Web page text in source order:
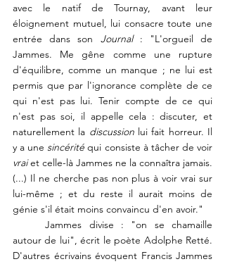
avec le natif de Tournay, avant leur
éloignement mutuel, lui consacre toute une
entrée dans son Journal : "L'orgueil de
Jammes. Me gêne comme une rupture
d'équilibre, comme un manque ; ne lui est
permis que par l'ignorance complète de ce
qui n'est pas lui. Tenir compte de ce qui
n'est pas soi, il appelle cela : discuter, et
naturellement la discussion lui fait horreur. Il
y a une sincérité
vrai et celle-là Jammes ne la connaîtra jamais.
(...) Il ne cherche pas non plus à voir vrai sur
lui-même ; et du reste il aurait moins de
génie s'il était moins convaincu d'en avoir."
	Jammes divise : "on se chamaille
D'autres écrivains évoquent Francis Jammes